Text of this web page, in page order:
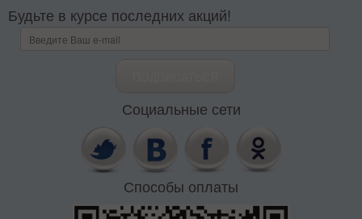
Будьте в курсе последних акций!
Социальные сети
Способы оплаты